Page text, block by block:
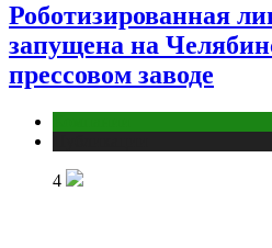
Роботизированная
запущена на
прессовом заводе
4